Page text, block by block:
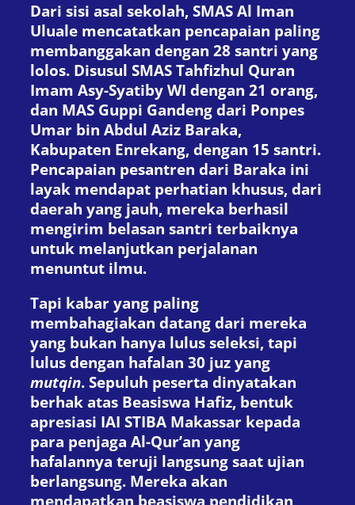
Dari sisi asal sekolah, SMAS Al Iman
Uluale mencatatkan pencapaian paling
membanggakan dengan 28 santri yang
lolos. Disusul SMAS Tahfizhul Quran
Imam Asy-Syatiby WI dengan 21 orang,
dan MAS Guppi Gandeng dari Ponpes
Umar bin Abdul Aziz Baraka,
Kabupaten Enrekang, dengan 15 santri.
Pencapaian pesantren dari Baraka ini
layak mendapat perhatian khusus, dari
daerah yang jauh, mereka berhasil
mengirim belasan santri terbaiknya
untuk melanjutkan perjalanan
menuntut ilmu.
Tapi kabar yang paling
membahagiakan datang dari mereka
yang bukan hanya lulus seleksi, tapi
lulus dengan hafalan 30 juz yang
mutqin. Sepuluh peserta dinyatakan
berhak atas Beasiswa Hafiz, bentuk
apresiasi IAI STIBA Makassar kepada
para penjaga Al-Qur’an yang
hafalannya teruji langsung saat ujian
berlangsung. Mereka akan
mendapatkan beasiswa pendidikan